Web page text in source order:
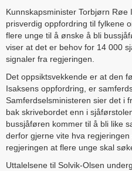
Kunnskapsminister Torbjørn
prisverdig oppfordring til fylkene
flere unge til å ønske å bli
viser at det er behov for 14 000
signaler fra regjeringen.
Det oppsiktsvekkende er at den
Isaksens oppfordring, er
Samferdselsministeren sier det i
bak skrivebordet enn i
bussjåføren kommer til å bli like
derfor gjerne vite hva
regjeringen at flere unge skal
Uttalelsene til Solvik-Olsen